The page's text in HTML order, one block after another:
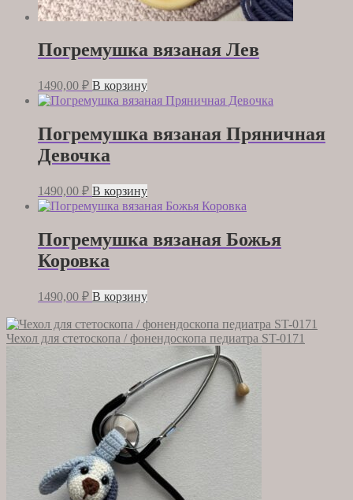
Погремушка вязаная Лев
1490,00 ₽ В корзину
Погремушка вязаная Пряничная
Девочка
1490,00 ₽ В корзину
Погремушка вязаная Божья
Коровка
1490,00 ₽ В корзину
Чехол для стетоскопа / фонендоскопа педиатра ST-0171